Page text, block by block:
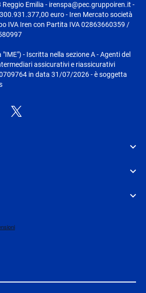
Emilia - irenspa@pec.gruppoiren.it -
euro - Iren Mercato società
IVA Iren con Partita IVA 02863660359 /
- Iscritta nella sezione A - Agenti del
assicurativi e riassicurativi
in data 31/07/2026 - è soggetta